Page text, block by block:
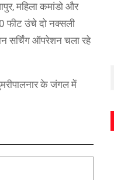
महिला कमांडो और
फीट उंचे दो नक्सली
सर्चिंग ऑपरेशन चला रहे
के जंगल में